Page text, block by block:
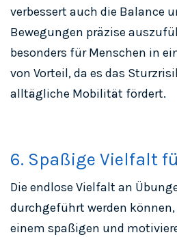
verbessert auch die Balance
Bewegungen präzise
besonders für Menschen in
von Vorteil, da es das
alltägliche Mobilität fördert.
6. Spaßige Vielfalt
Die endlose Vielfalt an
durchgeführt werden
einem spaßigen und